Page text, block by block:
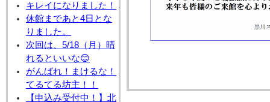
キレイになりました！
休館まであと4日とな
りました。
次回は、5/18（月）晴
れるといいな😊
がんばれ！まけるな！
てるてる坊主！！
【申込み受付中！】北